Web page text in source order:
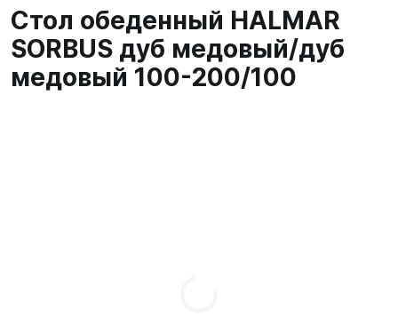
Стол обеденный HALMAR
SORBUS дуб медовый/дуб
медовый 100-200/100